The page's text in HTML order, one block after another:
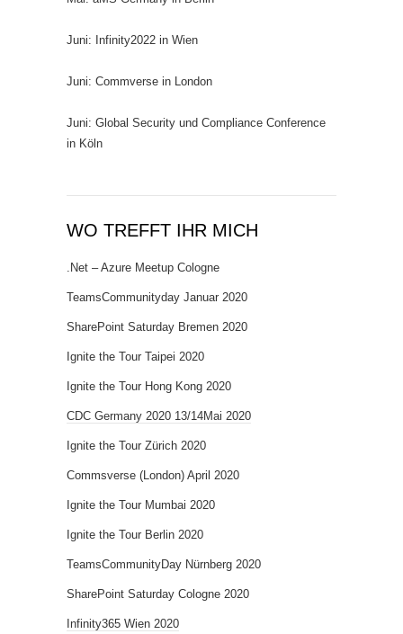
Juni: Infinity2022 in Wien
Juni: Commverse in London
Juni: Global Security und Compliance Conference
in Köln
WO TREFFT IHR MICH
.Net – Azure Meetup Cologne
TeamsCommunityday Januar 2020
SharePoint Saturday Bremen 2020
Ignite the Tour Taipei 2020
Ignite the Tour Hong Kong 2020
CDC Germany 2020 13/14Mai 2020
Ignite the Tour Zürich 2020
Commsverse (London) April 2020
Ignite the Tour Mumbai 2020
Ignite the Tour Berlin 2020
TeamsCommunityDay Nürnberg 2020
SharePoint Saturday Cologne 2020
Infinity365 Wien 2020